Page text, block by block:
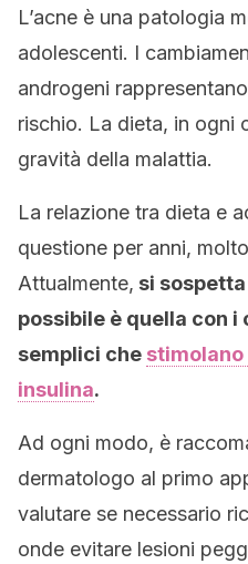
L’acne è una patologia
adolescenti. I
androgeni
rischio. La dieta, in ogni
gravità della malattia.
La relazione tra dieta e
questione per anni,
Attualmente, si
possibile è quella con
semplici che stimolano
insulina.
Ad ogni modo, è
dermatologo al primo
valutare se necessario
onde evitare lesioni